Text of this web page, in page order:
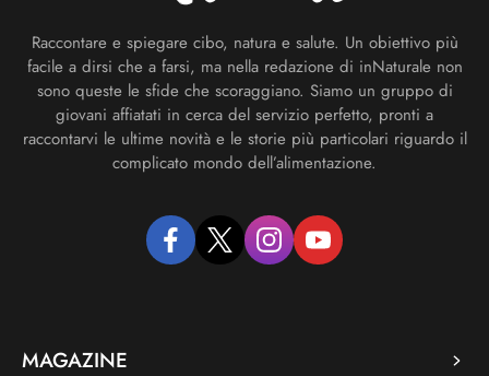
Raccontare e spiegare cibo, natura e salute. Un obiettivo più
facile a dirsi che a farsi, ma nella redazione di inNaturale non
sono queste le sfide che scoraggiano. Siamo un gruppo di
giovani affiatati in cerca del servizio perfetto, pronti a
raccontarvi le ultime novità e le storie più particolari riguardo il
complicato mondo dell’alimentazione.
facebooktwitter instagramyoutube
MAGAZINE